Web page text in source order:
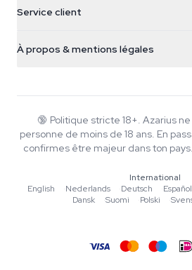
Nederland
+31(0)204897914
Smokeshop
Service client
Politique de retour
Politique de confidentialité
À propos & mentions légales
Wiki
Musique
Normes éditoriales
Outils & Calculateurs
🔞 Politique stricte 18+. Azarius
personne de moins de 18 ans. En
confirmes être majeur dans ton pays.
International
English
·Nederlands ·Deutsch ·Español
Dansk
·Suomi ·Polski ·